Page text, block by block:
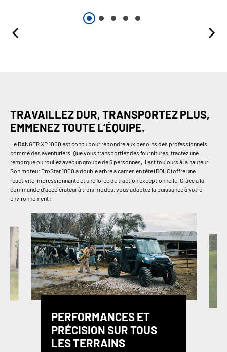
TRAVAILLEZ DUR, TRANSPORTEZ PLUS,
EMMENEZ TOUTE L’ÉQUIPE.
Le RANGER XP 1000 est conçu pour répondre aux besoins des professionnels
comme des aventuriers. Que vous transportiez des fournitures, tractez une
remorque ou rouliez avec un groupe de 6 personnes, il est toujours à la hauteur.
Son moteur ProStar 1000 à double arbre à cames en tête (DOHC) offre une
réactivité impressionnante et une force de traction exceptionnelle. Grâce à la
commande d’accélérateur à trois modes, vous adaptez la puissance à votre
environnement :
PERFORMANCES ET
PRÉCISION SUR TOUS
LES TERRAINS